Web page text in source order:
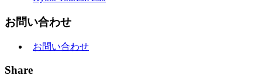
お問い合わせ
お問い合わせ
Share